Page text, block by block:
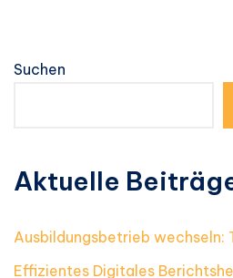
Suchen
Aktuelle
Ausbildungsbetrieb wechseln:
Effizientes Digitales